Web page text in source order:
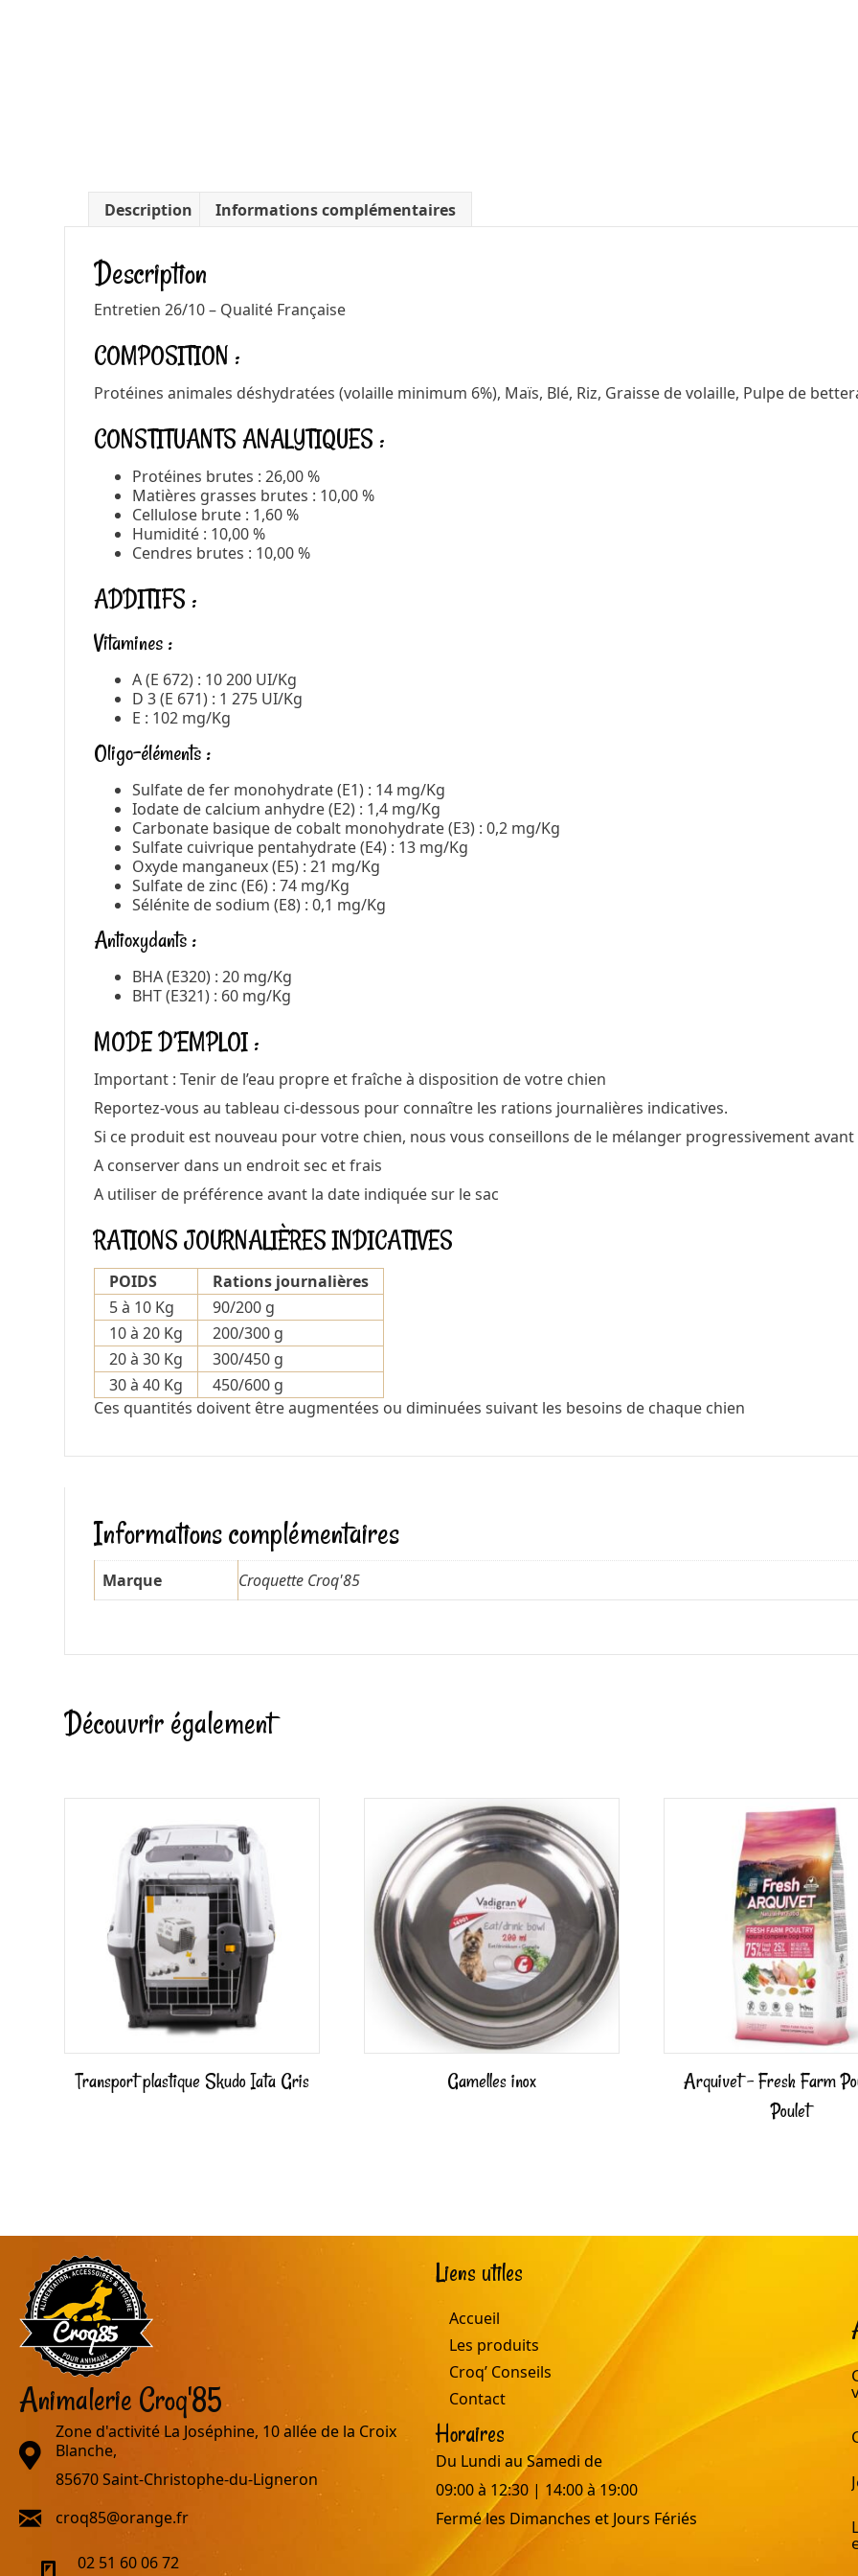
Description Informations complémentaires
Description
Entretien 26/10 – Qualité Française
COMPOSITION :
Protéines animales déshydratées (volaille minimum 6%), Maïs, Blé, Riz, Graisse de volaille, Pulpe de
CONSTITUANTS ANALYTIQUES :
Protéines brutes : 26,00 %
Matières grasses brutes : 10,00 %
Cellulose brute : 1,60 %
Humidité : 10,00 %
Cendres brutes : 10,00 %
ADDITIFS :
Vitamines :
A (E 672) : 10 200 UI/Kg
D 3 (E 671) : 1 275 UI/Kg
E : 102 mg/Kg
Oligo-éléments :
Sulfate de fer monohydrate (E1) : 14 mg/Kg
Iodate de calcium anhydre (E2) : 1,4 mg/Kg
Carbonate basique de cobalt monohydrate (E3) : 0,2 mg/Kg
Sulfate cuivrique pentahydrate (E4) : 13 mg/Kg
Oxyde manganeux (E5) : 21 mg/Kg
Sulfate de zinc (E6) : 74 mg/Kg
Sélénite de sodium (E8) : 0,1 mg/Kg
Antioxydants :
BHA (E320) : 20 mg/Kg
BHT (E321) : 60 mg/Kg
MODE D’EMPLOI :
Important : Tenir de l’eau propre et fraîche à disposition de votre chien
Reportez-vous au tableau ci-dessous pour connaître les rations journalières indicatives.
Si ce produit est nouveau pour votre chien, nous vous conseillons de le mélanger progressivement
A conserver dans un endroit sec et frais
A utiliser de préférence avant la date indiquée sur le sac
RATIONS JOURNALIÈRES INDICATIVES
POIDS
Rations journalières
5 à 10 Kg
90/200 g
10 à 20 Kg
200/300 g
20 à 30 Kg
300/450 g
30 à 40 Kg
450/600 g
Ces quantités doivent être augmentées ou diminuées suivant les besoins de chaque chien
Informations complémentaires
Marque Croquette Croq'85
Découvrir également
Transport plastique Skudo Iata Gris Gamelles inox
Arquivet – Fresh Farm
Poulet
Animalerie Croq'85
adresse
Zone d'activité La Joséphine, 10 allée de la Croix
Blanche,
85670 Saint-Christophe-du-Ligneron
email croq85@orange.fr
telephone02 51 60 06 72
Liens utiles
Accueil
Les produits
Croq’ Conseils
Contact
Horaires
Du Lundi au Samedi de
09:00 à 12:30 | 14:00 à 19:00
Fermé les Dimanches et Jours Fériés